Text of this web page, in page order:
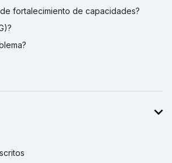
fortalecimiento de capacidades?